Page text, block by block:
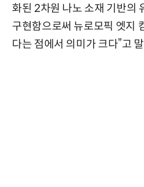
화된 2차원 나노 소재 기반의
구현함으로써 뉴로모픽 엣지
다는 점에서 의미가 크다”고